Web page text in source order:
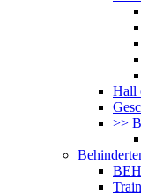
Hall
>>